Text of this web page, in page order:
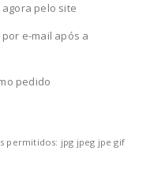
pelo site
e-mail após a
pedido
permitidos: jpg jpeg jpe gif